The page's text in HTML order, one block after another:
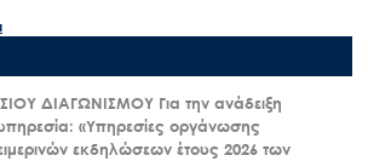
ΔΙΑΓΩΝΙΣΜΟΥ Για την ανάδειξη
«Υπηρεσίες οργάνωσης
εκδηλώσεων έτους 2026 των